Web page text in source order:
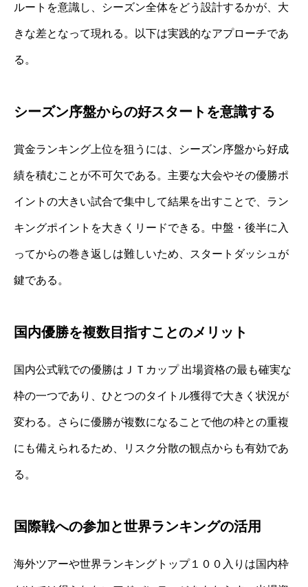
ルートを意識し、シーズン全体をどう設計するかが、大
きな差となって現れる。以下は実践的なアプローチであ
る。
シーズン序盤からの好スタートを意識する
賞金ランキング上位を狙うには、シーズン序盤から好成
績を積むことが不可欠である。主要な大会やその優勝ポ
イントの大きい試合で集中して結果を出すことで、ラン
キングポイントを大きくリードできる。中盤・後半に入
ってからの巻き返しは難しいため、スタートダッシュが
鍵である。
国内優勝を複数目指すことのメリット
国内公式戦での優勝はＪＴカップ 出場資格の最も確実な
枠の一つであり、ひとつのタイトル獲得で大きく状況が
変わる。さらに優勝が複数になることで他の枠との重複
にも備えられるため、リスク分散の観点からも有効であ
る。
国際戦への参加と世界ランキングの活用
海外ツアーや世界ランキングトップ１００入りは国内枠